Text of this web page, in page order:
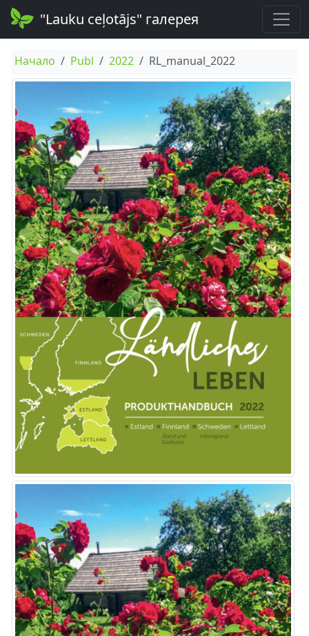
"Lauku ceļotājs" галерея
Начало Publ 2022 RL_manual_2022